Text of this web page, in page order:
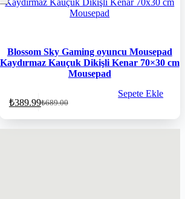
Blossom Sky Gaming oyuncu Mousepad
Kaydırmaz Kauçuk Dikişli Kenar 70×30 cm
Mousepad
₺689.00
₺389.99
Sepete Ekle